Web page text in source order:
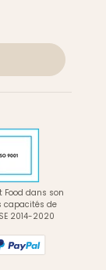
Food dans son
capacités de
2014-2020